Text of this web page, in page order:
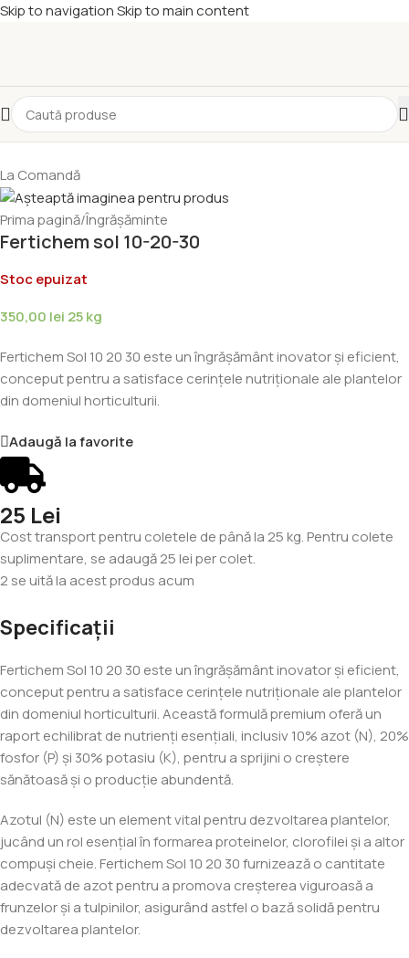
Skip to navigationSkip to main content
La Comandă
Prima pagină/Îngrășăminte
Fertichem sol 10-20-30
Stoc epuizat
350,00 lei 25 kg
Fertichem Sol 10 20 30 este un îngrășământ inovator și eficient,
conceput pentru a satisface cerințele nutriționale ale plantelor
din domeniul horticulturii.
Adaugă la favorite
25 Lei
Cost transport pentru coletele de până la 25 kg. Pentru colete
suplimentare, se adaugă 25 lei per colet.
2 se uită la acest produs acum
Specificații
Fertichem Sol 10 20 30 este un îngrășământ inovator și eficient,
conceput pentru a satisface cerințele nutriționale ale plantelor
din domeniul horticulturii. Această formulă premium oferă un
raport echilibrat de nutrienți esențiali, inclusiv 10% azot (N), 20%
fosfor (P) și 30% potasiu (K), pentru a sprijini o creștere
sănătoasă și o producție abundentă.
Azotul (N) este un element vital pentru dezvoltarea plantelor,
jucând un rol esențial în formarea proteinelor, clorofilei și a altor
compuși cheie. Fertichem Sol 10 20 30 furnizează o cantitate
adecvată de azot pentru a promova creșterea viguroasă a
frunzelor și a tulpinilor, asigurând astfel o bază solidă pentru
dezvoltarea plantelor.